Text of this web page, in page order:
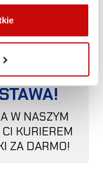
montażowe.
W NASZYM
KURIEREM
ZA DARMO!